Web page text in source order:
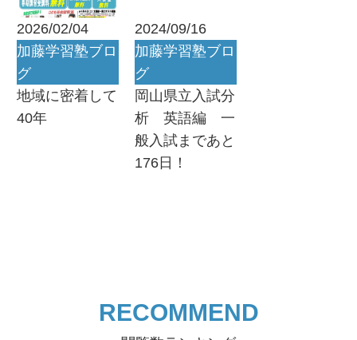
2026/02/04
加藤学習塾ブロ
グ
地域に密着して
40年
2024/09/16
加藤学習塾ブロ
グ
岡山県立入試分
析 英語編 一
般入試まであと
176日！
RECOMMEND